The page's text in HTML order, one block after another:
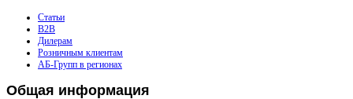
Статьи
B2B
Дилерам
Розничным клиентам
АБ-Групп в регионах
Общая информация